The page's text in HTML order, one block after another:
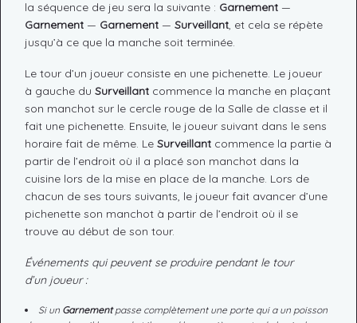
la séquence de jeu sera la suivante : Garnement —
Garnement — Garnement — Surveillant , et cela se répète
jusqu’à ce que la manche soit terminée.
Le tour d’un joueur consiste en une pichenette. Le joueur
à gauche du Surveillant commence la manche en plaçant
son manchot sur le cercle rouge de la Salle de classe et il
fait une pichenette. Ensuite, le joueur suivant dans le sens
horaire fait de même. Le Surveillant commence la partie à
partir de l’endroit où il a placé son manchot dans la
cuisine lors de la mise en place de la manche. Lors de
chacun de ses tours suivants, le joueur fait avancer d’une
pichenette son manchot à partir de l’endroit où il se
trouve au début de son tour.
Événements qui peuvent se produire pendant le tour
d’un joueur :
Si un Garnementpasse complètement une porte qui a un poisson